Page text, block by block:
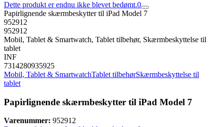
Dette produkt er endnu ikke blevet bedømt.0
Papirlignende skærmbeskytter til iPad Model 7
952912
952912
Mobil, Tablet & Smartwatch, Tablet tilbehør, Skærmbeskyttelse til
tablet
INF
7314280935925
Mobil, Tablet & SmartwatchTablet tilbehørSkærmbeskyttelse til
tablet
Papirlignende skærmbeskytter til iPad Model 7
Varenummer: 952912